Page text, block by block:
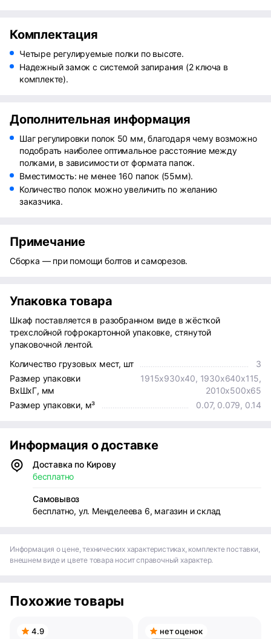
Комплектация
Четыре регулируемые полки по высоте.
Надежный замок с системой запирания (2 ключа в
комплекте).
Дополнительная информация
Шаг регулировки полок 50 мм, благодаря чему возможно
подобрать наиболее оптимальное расстояние между
полками, в зависимости от формата папок.
Вместимость: не менее 160 папок (55мм).
Количество полок можно увеличить по желанию
заказчика.
Примечание
Сборка — при помощи болтов и саморезов.
Упаковка товара
Шкаф поставляется в разобранном виде в жёсткой
трехслойной гофрокартонной упаковке, стянутой
упаковочной лентой.
Количество грузовых мест, шт
3
Размер упаковки
ВхШхГ, мм
1915х930х40, 1930х640х115,
2010х500х65
Размер упаковки, м³
0.07, 0.079, 0.14
Информация о доставке
Доставка по Кирову
бесплатно
Самовывоз
бесплатно, ул. Менделеева 6, магазин и склад
Информация о цене, технических характеристиках, комплекте поставки,
внешнем виде и цвете товара носит справочный характер.
Похожие товары
4.9 нет оценок